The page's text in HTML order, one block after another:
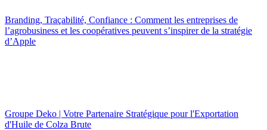
Branding, Traçabilité, Confiance : Comment les entreprises de
l’agrobusiness et les coopératives peuvent s’inspirer de la stratégie
d’Apple
Groupe Deko | Votre Partenaire Stratégique pour l'Exportation
d'Huile de Colza Brute